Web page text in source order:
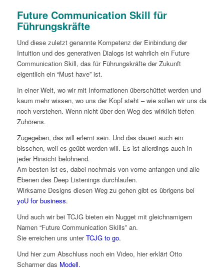
Future Communication Skill für
Führungskräfte
Und diese zuletzt genannte Kompetenz der Einbindung der
Intuition und des generativen Dialogs ist wahrlich ein Future
Communication Skill, das für Führungskräfte der Zukunft
eigentlich ein “Must have” ist.
In einer Welt, wo wir mit Informationen überschüttet werden und
kaum mehr wissen, wo uns der Kopf steht – wie sollen wir uns da
noch verstehen. Wenn nicht über den Weg des wirklich tiefen
Zuhörens.
Zugegeben, das will erlernt sein. Und das dauert auch ein
bisschen, weil es geübt werden will. Es ist allerdings auch in
jeder Hinsicht belohnend.
Am besten ist es, dabei nochmals von vorne anfangen und alle
Ebenen des Deep Listenings durchlaufen.
Wirksame Designs diesen Weg zu gehen gibt es übrigens bei
yoU for business.
Und auch wir bei TCJG bieten ein Nugget mit gleichnamigem
Namen “Future Communication Skills” an.
Sie erreichen uns unterTCJG to go.
Und hier zum Abschluss noch ein Video, hier erklärt Otto
Scharmer das Modell.